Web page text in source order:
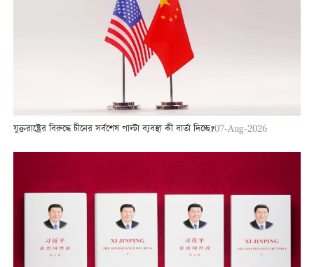
যুক্তরাষ্ট্রের বিরুদ্ধে চীনের সর্বশেষ পাল্টা ব্যবস্থা কী বার্তা দিচ্ছে?07-Aug-2026